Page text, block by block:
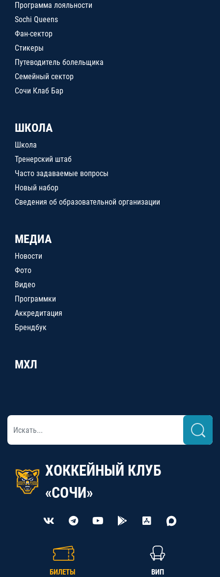
Программа лояльности
Sochi Queens
Фан-сектор
Стикеры
Путеводитель болельщика
Семейный сектор
Сочи Клаб Бар
ШКОЛА
Школа
Тренерский штаб
Часто задаваемые вопросы
Новый набор
Сведения об образовательной организации
МЕДИА
Новости
Фото
Видео
Программки
Аккредитация
Брендбук
МХЛ
ХОККЕЙНЫЙ КЛУБ
«СОЧИ»
БИЛЕТЫ ВИП